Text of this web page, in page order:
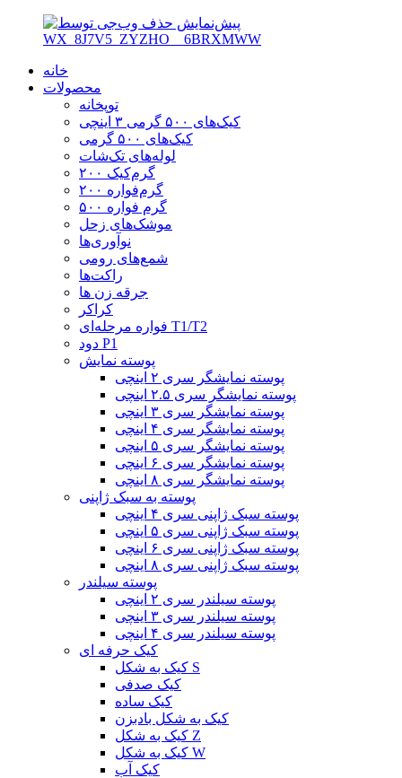
خانه
محصولات
توپخانه
کیک‌های ۵۰۰ گرمی ۳ اینچی
کیک‌های ۵۰۰ گرمی
لوله‌های تک‌شات
۲۰۰ گرم‌کیک
۲۰۰ گرم‌فواره
۵۰۰ گرم فواره
موشک‌های زحل
نوآوری‌ها
شمع‌های رومی
راکت‌ها
جرقه زن ها
کراکر
فواره مرحله‌ای T1/T2
دود P1
پوسته نمایش
پوسته نمایشگر سری ۲ اینچی
پوسته نمایشگر سری ۲.۵ اینچی
پوسته نمایشگر سری ۳ اینچی
پوسته نمایشگر سری ۴ اینچی
پوسته نمایشگر سری ۵ اینچی
پوسته نمایشگر سری ۶ اینچی
پوسته نمایشگر سری ۸ اینچی
پوسته به سبک ژاپنی
پوسته سبک ژاپنی سری ۴ اینچی
پوسته سبک ژاپنی سری ۵ اینچی
پوسته سبک ژاپنی سری ۶ اینچی
پوسته سبک ژاپنی سری ۸ اینچی
پوسته سیلندر
پوسته سیلندر سری ۲ اینچی
پوسته سیلندر سری ۳ اینچی
پوسته سیلندر سری ۴ اینچی
کیک حرفه ای
کیک به شکل S
کیک صدفی
کیک ساده
کیک به شکل بادبزن
کیک به شکل Z
کیک به شکل W
کیک آب